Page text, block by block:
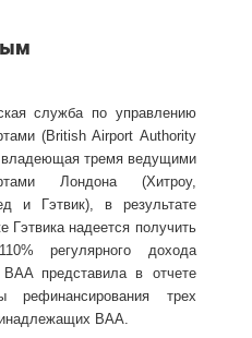
служба по управлению
(British Airport Authority
тремя ведущими
Лондона (Хитроу,
и Гэтвик), в результате
Гэтвика надеется получить
регулярного дохода
представила в отчете
рефинансирования трех
ВАА.